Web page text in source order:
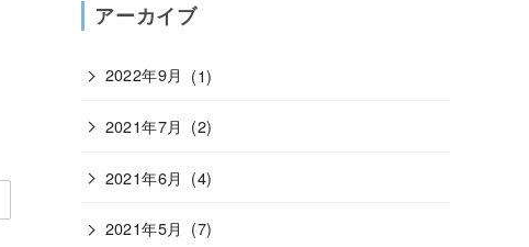
アーカイブ
2022年9月 (1)
2021年7月 (2)
2021年6月 (4)
2021年5月 (7)